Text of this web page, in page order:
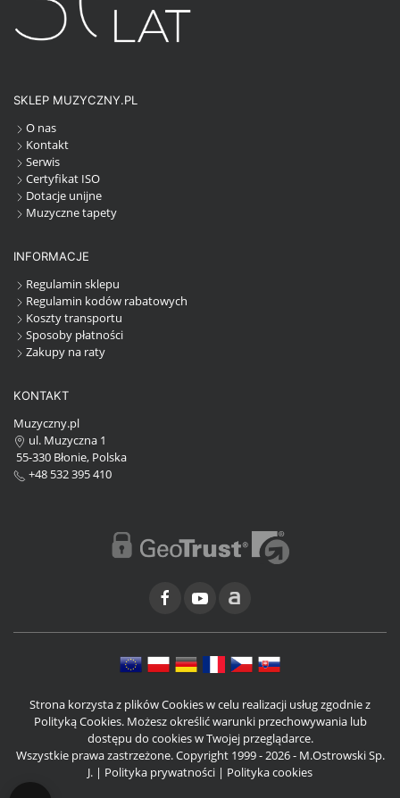
SKLEP MUZYCZNY.PL
O nas
Kontakt
Serwis
Certyfikat ISO
Dotacje unijne
Muzyczne tapety
INFORMACJE
Regulamin sklepu
Regulamin kodów rabatowych
Koszty transportu
Sposoby płatności
Zakupy na raty
KONTAKT
Muzyczny.pl
ul. Muzyczna 1
55-330 Błonie, Polska
+48 532 395 410
Strona korzysta z plików Cookies w celu realizacji usług zgodnie z
Polityką Cookies. Możesz określić warunki przechowywania lub
dostępu do cookies w Twojej przeglądarce.
Wszystkie prawa zastrzeżone. Copyright 1999 - 2026 - M.Ostrowski Sp.
J. | Polityka prywatności | Polityka cookies